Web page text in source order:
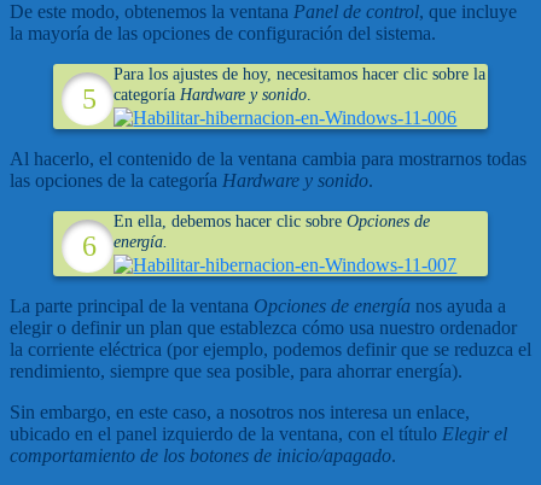
De este modo, obtenemos la ventana Panel de control, que incluye
la mayoría de las opciones de configuración del sistema.
Para los ajustes de hoy, necesitamos hacer clic sobre la
categoríaHardware y sonido.
Al hacerlo, el contenido de la ventana cambia para mostrarnos todas
las opciones de la categoría Hardware y sonido.
En ella, debemos hacer clic sobreOpciones de
energía.
La parte principal de la ventana Opciones de energía nos ayuda a
elegir o definir un plan que establezca cómo usa nuestro ordenador
la corriente eléctrica (por ejemplo, podemos definir que se reduzca el
rendimiento, siempre que sea posible, para ahorrar energía).
Sin embargo, en este caso, a nosotros nos interesa un enlace,
ubicado en el panel izquierdo de la ventana, con el título Elegir el
comportamiento de los botones de inicio/apagado.